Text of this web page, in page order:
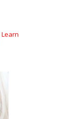
Learn